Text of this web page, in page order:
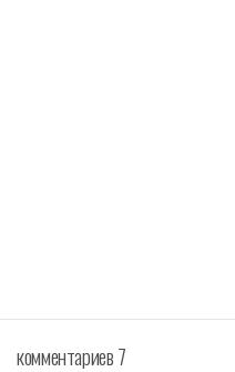
комментариев 7